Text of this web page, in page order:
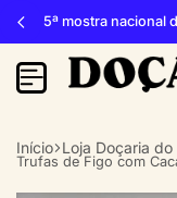
5ª mostra nacional de doçaria
Início Loja Doçaria do
Trufas de Figo com